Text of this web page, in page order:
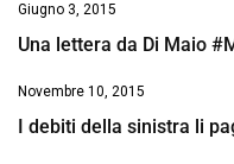
Giugno 3, 2015
Una lettera da Di Maio
Novembre 10, 2015
I debiti della sinistra li